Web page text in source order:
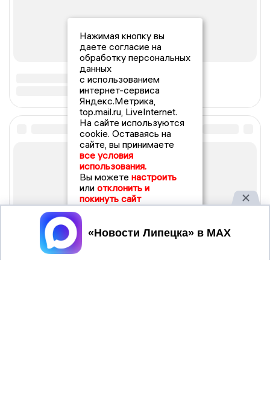
Нажимая кнопку вы
даете согласие на
обработку персональных
данных
с использованием
интернет-сервиса
Яндекс.Метрика,
top.mail.ru, LiveInternet.
На сайте используются
cookie. Оставаясь на
сайте, вы принимаете
все условия
использования.
Вы можете настроить
или отклонить и
покинуть сайт
Принять